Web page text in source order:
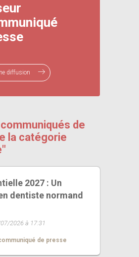
diffusion
de
la catégorie
2027 : Un
dentiste normand
2026 à 17:31
de presse